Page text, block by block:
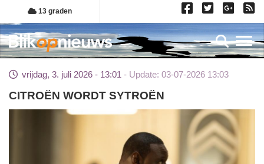
Overslaan
en
naar
de
gaan
13 graden
vrijdag, 3. juli 2026 - 13:01 Update: 03-07-2026 13:03
CITROËN WORDT SYTROËN